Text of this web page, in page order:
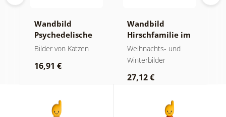
Wandbild
Psychedelische
Katzen
Bilder von Katzen
16,91 €
Wandbild
Hirschfamilie im
Winter
Weihnachts- und
Winterbilder
27,12 €